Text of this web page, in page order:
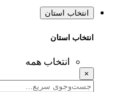
انتخاب استان
انتخاب استان
انتخاب همه
×